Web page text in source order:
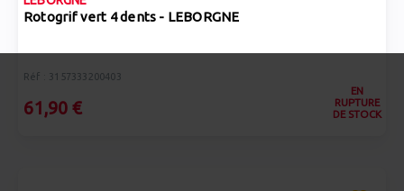
Rotogrif vert 4 dents - LEBORGNE
Réf : 3157333200403
61,90 €
EN
RUPTURE
DE STOCK